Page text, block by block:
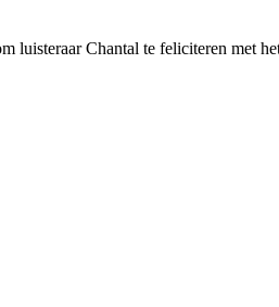
luisteraar Chantal te feliciteren met